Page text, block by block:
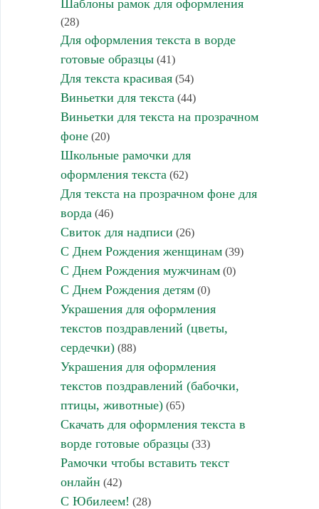
Шаблоны рамок для оформления
(28)
Для оформления текста в ворде
готовые образцы(41)
Для текста красивая(54)
Виньетки для текста (44)
Виньетки для текста на прозрачном
фоне(20)
Школьные рамочки для
оформления текста (62)
Для текста на прозрачном фоне для
ворда (46)
Свиток для надписи (26)
С Днем Рождения женщинам(39)
С Днем Рождения мужчинам(0)
С Днем Рождения детям(0)
Украшения для оформления
текстов поздравлений (цветы,
сердечки)(88)
Украшения для оформления
текстов поздравлений (бабочки,
птицы, животные)(65)
Скачать для оформления текста в
ворде готовые образцы(33)
Рамочки чтобы вставить текст
онлайн (42)
С Юбилеем! (28)